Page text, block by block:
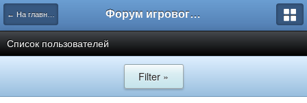
← На главную Форум игрового проекта Riverrise
Список пользователей
Filter »